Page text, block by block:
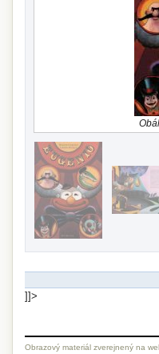
]]>
Obrazový materiál zverejnený na